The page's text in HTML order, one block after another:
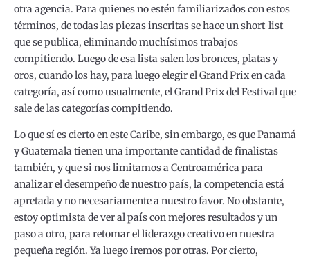
otra agencia. Para quienes no estén familiarizados con estos
términos, de todas las piezas inscritas se hace un short-list
que se publica, eliminando muchísimos trabajos
compitiendo. Luego de esa lista salen los bronces, platas y
oros, cuando los hay, para luego elegir el Grand Prix en cada
categoría, así como usualmente, el Grand Prix del Festival que
sale de las categorías compitiendo.
Lo que sí es cierto en este Caribe, sin embargo, es que Panamá
y Guatemala tienen una importante cantidad de finalistas
también, y que si nos limitamos a Centroamérica para
analizar el desempeño de nuestro país, la competencia está
apretada y no necesariamente a nuestro favor. No obstante,
estoy optimista de ver al país con mejores resultados y un
paso a otro, para retomar el liderazgo creativo en nuestra
pequeña región. Ya luego iremos por otras. Por cierto,